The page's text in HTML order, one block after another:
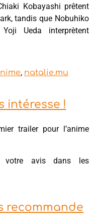
Kobayashi prêtent
tandis que Nobuhiko
Ueda interprètent
, natalie.mu
intéresse !
trailer pour l’anime
avis dans les
recommande